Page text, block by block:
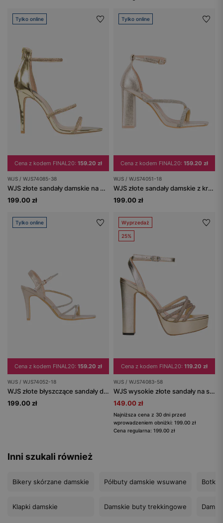
Tylko online
Cena z kodem FINAL20: 159.20 zł
WJS / WJS74085-38
WJS złote sandały damskie na wysokiej szpilce
199.00 zł
Tylko online
Cena z kodem FINAL20: 159.20 zł
WJS / WJS74051-18
WJS złote sandały damskie z kryształkami na słupku
199.00 zł
Tylko online
Cena z kodem FINAL20: 159.20 zł
WJS / WJS74052-18
WJS złote błyszczące sandały damskie
199.00 zł
Wyprzedaż
25%
Cena z kodem FINAL20: 119.20 zł
WJS / WJS74083-58
WJS wysokie złote sandały na szerokim słupku
149.00 zł
Najniższa cena z 30 dni przed
wprowadzeniem obniżki: 199.00 zł
Cena regularna: 199.00 zł
Inni szukali również
Bikery skórzane damskie
Klapki damskie
Półbuty damskie wsuwane
Damskie buty trekkingowe
Botki